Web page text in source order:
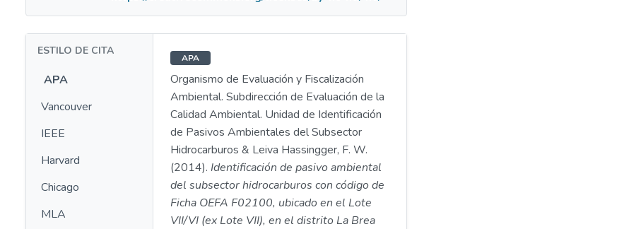
ESTILO DE CITA
APA
Vancouver
IEEE
Harvard
Chicago
MLA
APA
Organismo de Evaluación y Fiscalización
Ambiental. Subdirección de Evaluación de la
Calidad Ambiental. Unidad de Identificación
de Pasivos Ambientales del Subsector
Hidrocarburos & Leiva Hassingger, F. W.
(2014). Identificación de pasivo ambiental
del subsector hidrocarburos con código de
Ficha OEFA F02100, ubicado en el Lote
VII/VI (ex Lote VII), en el distrito La Brea